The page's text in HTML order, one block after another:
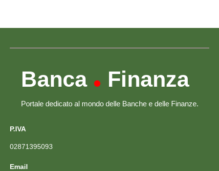
Banca • Finanza
Portale dedicato al mondo delle Banche e delle Finanze.
P.IVA
02871395093
Email